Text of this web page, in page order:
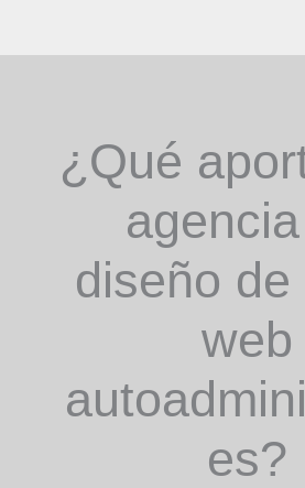
¿Qué
diseño de
web
es?